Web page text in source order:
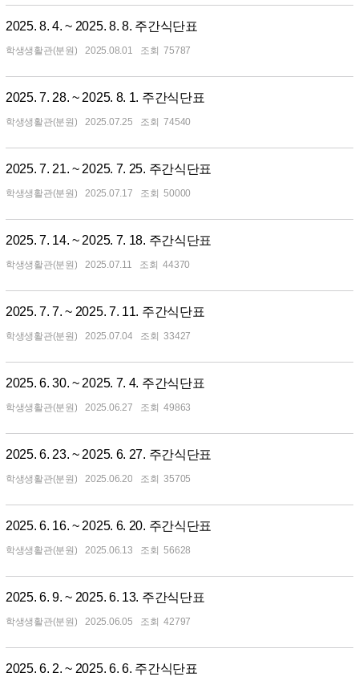
2025. 8. 4. ~ 2025. 8. 8. 주간식단표
학생생활관(분원) 2025.08.01 75787
2025. 7. 28. ~ 2025. 8. 1. 주간식단표
학생생활관(분원) 2025.07.25 74540
2025. 7. 21. ~ 2025. 7. 25. 주간식단표
학생생활관(분원) 2025.07.17 50000
2025. 7. 14. ~ 2025. 7. 18. 주간식단표
학생생활관(분원) 2025.07.11 44370
2025. 7. 7. ~ 2025. 7. 11. 주간식단표
학생생활관(분원) 2025.07.04 33427
2025. 6. 30. ~ 2025. 7. 4. 주간식단표
학생생활관(분원) 2025.06.27 49863
2025. 6. 23. ~ 2025. 6. 27. 주간식단표
학생생활관(분원) 2025.06.20 35705
2025. 6. 16. ~ 2025. 6. 20. 주간식단표
학생생활관(분원) 2025.06.13 56628
2025. 6. 9. ~ 2025. 6. 13. 주간식단표
학생생활관(분원) 2025.06.05 42797
2025. 6. 2. ~ 2025. 6. 6. 주간식단표